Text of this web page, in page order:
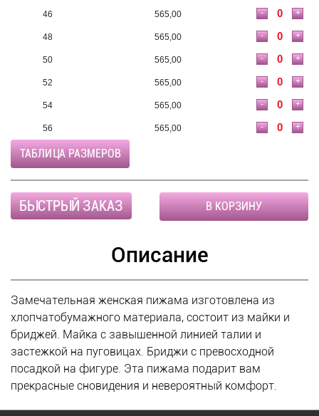
46 565,00 +
-
48 565,00 +
-
50 565,00 +
-
52 565,00 +
-
54 565,00 +
-
56 565,00 +
-
ТАБЛИЦА РАЗМЕРОВ
БЫСТРЫЙ ЗАКАЗ В КОРЗИНУ
Описание
Замечательная женская пижама изготовлена из
хлопчатобумажного материала, состоит из майки и
бриджей. Майка с завышенной линией талии и
застежкой на пуговицах. Бриджи с превосходной
посадкой на фигуре. Эта пижама подарит вам
прекрасные сновидения и невероятный комфорт.